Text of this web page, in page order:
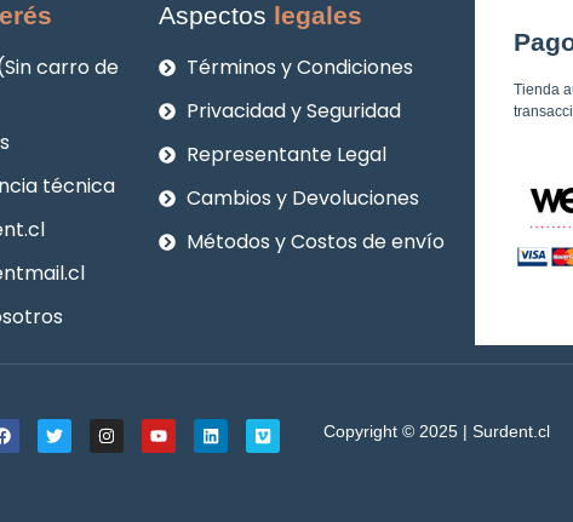
carro de
técnica
Aspectos legales
Términos y Condiciones
Privacidad y Seguridad
Representante Legal
Cambios y Devoluciones
Métodos y Costos de envío
Tienda
F
a
c
T
w
i
I
n
s
Y
o
u
L
i
n
V
i
m
Copyright © 2025 | Surdent.cl